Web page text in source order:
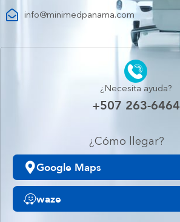
info@minimedpanama.com
¿Necesita ayuda?
+507 263-6464
¿Cómo llegar?
Google Maps
waze